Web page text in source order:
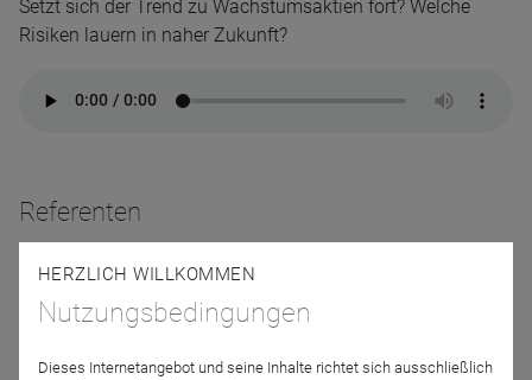
Setzt sich der Trend zu Wachstumsaktien fort? Welche
Risiken lauern in naher Zukunft?
Referenten
HERZLICH WILLKOMMEN
Nutzungsbedingungen
Dieses Internetangebot und seine Inhalte richtet sich ausschließlich